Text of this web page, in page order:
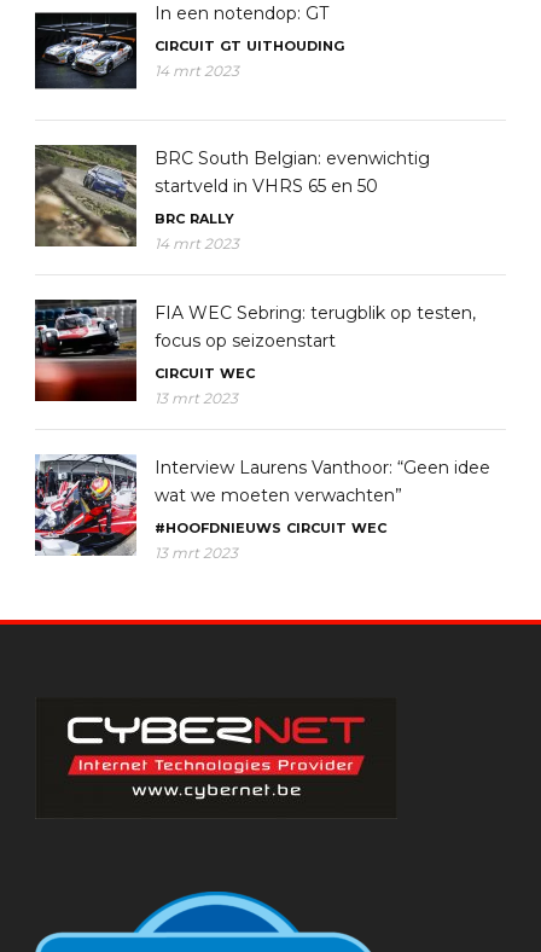
In een notendop: GT
CIRCUIT GT UITHOUDING
14 mrt 2023
BRC South Belgian: evenwichtig
startveld in VHRS 65 en 50
BRC RALLY
14 mrt 2023
FIA WEC Sebring: terugblik op testen,
focus op seizoenstart
CIRCUIT WEC
13 mrt 2023
Interview Laurens Vanthoor: “Geen idee
wat we moeten verwachten”
#HOOFDNIEUWS CIRCUIT WEC
13 mrt 2023